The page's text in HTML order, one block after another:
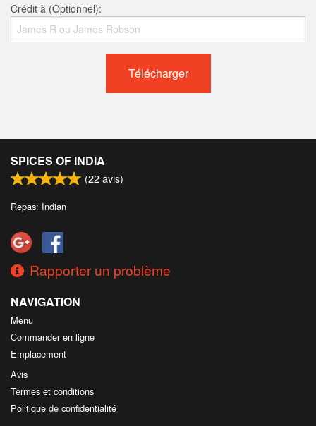
Crédit à (Optionnel):
Télécharger
SPICES OF INDIA
(22avis)
Repas: Indian
Rapporter un problème
NAVIGATION
Menu
Commander en ligne
Emplacement
Avis
Termes et conditions
Politique de confidentialité